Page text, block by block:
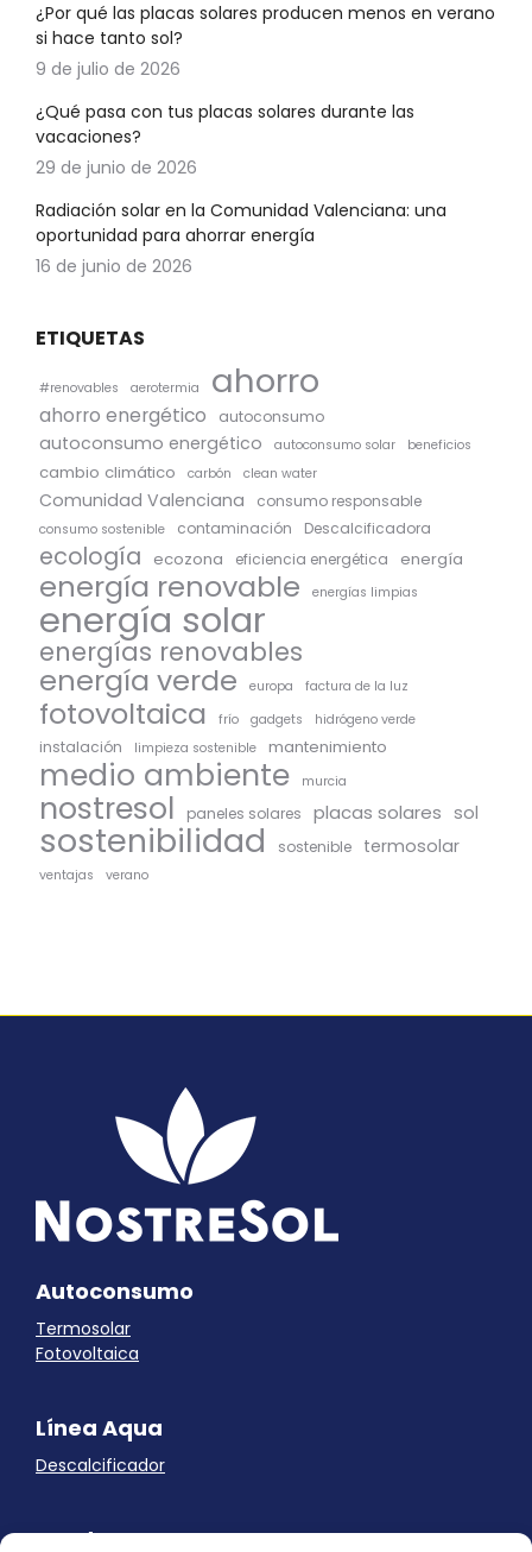
¿Por qué las placas solares producen menos en verano
si hace tanto sol?
9 de julio de 2026
¿Qué pasa con tus placas solares durante las
vacaciones?
29 de junio de 2026
Radiación solar en la Comunidad Valenciana: una
oportunidad para ahorrar energía
16 de junio de 2026
ETIQUETAS
#renovables aerotermia ahorro
ahorro energético autoconsumo
autoconsumo energético autoconsumo solar beneficios
cambio climático carbón clean water
Comunidad Valenciana consumo responsable
consumo sostenible contaminación Descalcificadora
ecología ecozona eficiencia energética energía
energía renovable energías limpias
energía solar
energías renovables
energía verde europa factura de la luz
fotovoltaica frío gadgets hidrógeno verde
instalación limpieza sostenible mantenimiento
medio ambiente murcia
nostresol paneles solares placas solares sol
sostenibilidad sostenible termosolar
ventajas verano
Autoconsumo
Termosolar
Fotovoltaica
Línea Aqua
Descalcificador
Ayuda